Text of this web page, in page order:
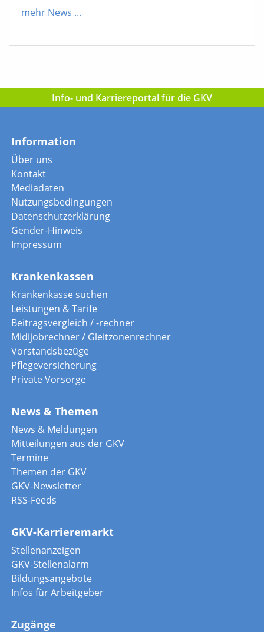
mehr News ...
Info- und Karriereportal für die GKV
Information
Über uns
Kontakt
Mediadaten
Nutzungsbedingungen
Datenschutzerklärung
Gender-Hinweis
Impressum
Krankenkassen
Krankenkasse suchen
Leistungen & Tarife
Beitragsvergleich / -rechner
Midijobrechner / Gleitzonenrechner
Vorstandsbezüge
Pflegeversicherung
Private Vorsorge
News & Themen
News & Meldungen
Mitteilungen aus der GKV
Termine
Themen der GKV
GKV-Newsletter
RSS-Feeds
GKV-Karrieremarkt
Stellenanzeigen
GKV-Stellenalarm
Bildungsangebote
Infos für Arbeitgeber
Zugänge